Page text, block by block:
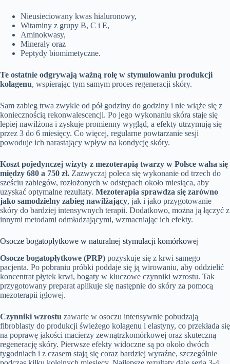
Nieusieciowany kwas hialuronowy,
Witaminy z grupy B, C i E,
Aminokwasy,
Minerały oraz
Peptydy biomimetyczne.
Te ostatnie odgrywają ważną rolę w stymulowaniu produkcji
kolagenu, wspierając tym samym proces regeneracji skóry.
Sam zabieg trwa zwykle od pół godziny do godziny i nie wiąże się z
koniecznością rekonwalescencji. Po jego wykonaniu skóra staje się
lepiej nawilżona i zyskuje promienny wygląd, a efekty utrzymują się
przez 3 do 6 miesięcy. Co więcej, regularne powtarzanie sesji
powoduje ich narastający wpływ na kondycję skóry.
Koszt pojedynczej wizyty z mezoterapią twarzy w Polsce waha się
między 680 a 750 zł. Zazwyczaj poleca się wykonanie od trzech do
sześciu zabiegów, rozłożonych w odstępach około miesiąca, aby
uzyskać optymalne rezultaty. Mezoterapia sprawdza się zarówno
jako samodzielny zabieg nawilżający, jak i jako przygotowanie
skóry do bardziej intensywnych terapii. Dodatkowo, można ją łączyć z
innymi metodami odmładzającymi, wzmacniając ich efekty.
Osocze bogatopłytkowe w naturalnej stymulacji komórkowej
Osocze bogatopłytkowe (PRP) pozyskuje się z krwi samego
pacjenta. Po pobraniu próbki poddaje się ją wirowaniu, aby oddzielić
koncentrat płytek krwi, bogaty w kluczowe czynniki wzrostu. Tak
przygotowany preparat aplikuje się następnie do skóry za pomocą
mezoterapii igłowej.
Czynniki wzrostu zawarte w osoczu intensywnie pobudzają
fibroblasty do produkcji świeżego kolagenu i elastyny, co przekłada się
na poprawę jakości macierzy zewnątrzkomórkowej oraz skuteczną
regenerację skóry. Pierwsze efekty widoczne są po około dwóch
tygodniach i z czasem stają się coraz bardziej wyraźne, szczególnie